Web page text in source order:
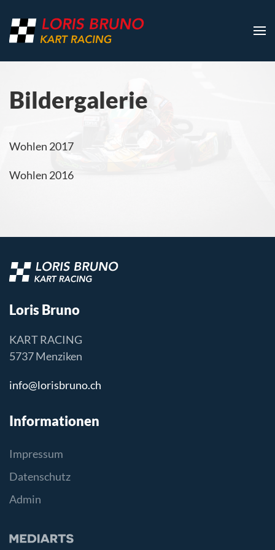
Zum Hauptinhalt springen
Bildergalerie
Wohlen 2017
Wohlen 2016
Loris Bruno
KART RACING
5737 Menziken
info@lorisbruno.ch
Informationen
Impressum
Datenschutz
Admin